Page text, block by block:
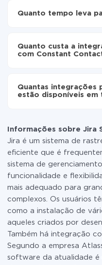
Constant Contact
automaticamente de
Contact
Quanto tempo leva
30 minutos. Em média, a
minutos.
Quanto custa a
com Constant
as tarifas. Você paga
dados que é realmente
ou mudar para um de
detalhes sobre tarifas.
Quantas integrações
estão disponíveis
Contact
Informações sobre Jira
Jira é um sistema de
eficiente que é
sistema de
funcionalidade e
mais adequado para
complexos. Os usuários
como a instalação de
aqueles criados por
Também há integração
Segundo a empresa
software da atualidade é